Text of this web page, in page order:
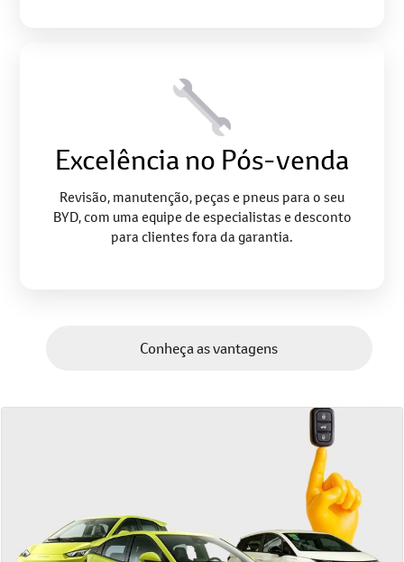
Excelência no Pós-venda
Revisão, manutenção, peças e pneus para o seu
BYD, com uma equipe de especialistas e desconto
para clientes fora da garantia.